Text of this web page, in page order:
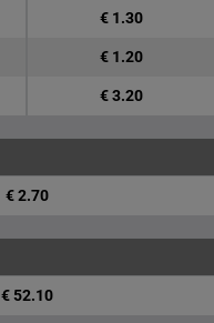
€ 1.30
€ 1.20
€ 3.20
€ 2.70
€ 52.10